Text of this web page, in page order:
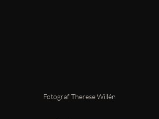
Fotograf Therese Willén